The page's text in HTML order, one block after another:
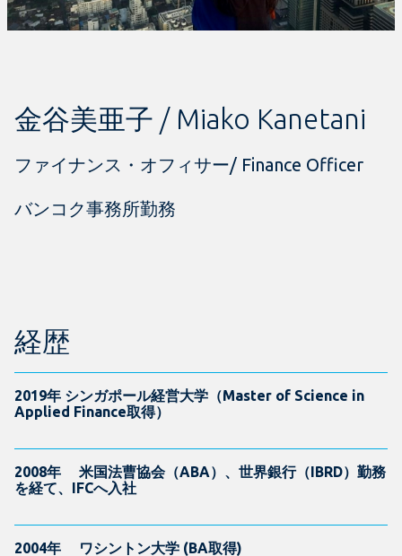
金谷美亜子 / Miako Kanetani
ファイナンス・オフィサー/ Finance Officer
バンコク事務所勤務
経歴
2019年 シンガポール経営大学（Master of Science in
Applied Finance取得）
2008年 米国法曹協会（ABA）、世界銀行（IBRD）勤務
を経て、IFCへ入社
2004年 ワシントン大学 (BA取得)